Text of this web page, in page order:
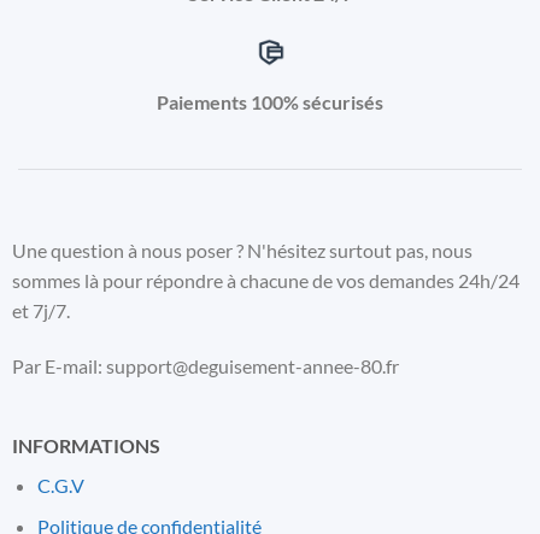
Paiements 100% sécurisés
Une question à nous poser ? N'hésitez surtout pas, nous
sommes là pour répondre à chacune de vos demandes 24h/24
et 7j/7.
Par E-mail: support@deguisement-annee-80.fr
INFORMATIONS
C.G.V
Politique de confidentialité